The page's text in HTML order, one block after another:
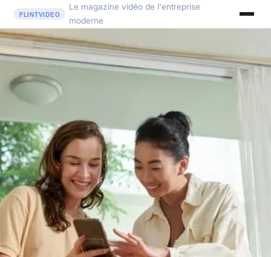
Le magazine vidéo de l'entreprise
moderne